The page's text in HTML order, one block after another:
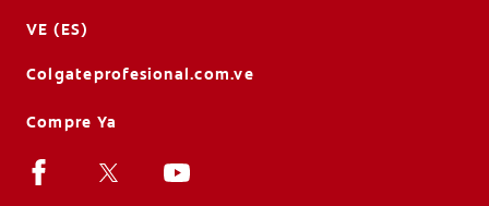
VE (ES)
Colgateprofesional.com.ve
Compre Ya